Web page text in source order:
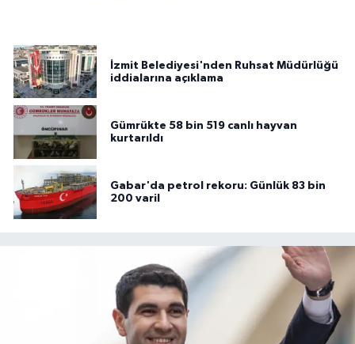
İzmit Belediyesi'nden Ruhsat Müdürlüğü
iddialarına açıklama
Gümrükte 58 bin 519 canlı hayvan
kurtarıldı
Gabar'da petrol rekoru: Günlük 83 bin
200 varil